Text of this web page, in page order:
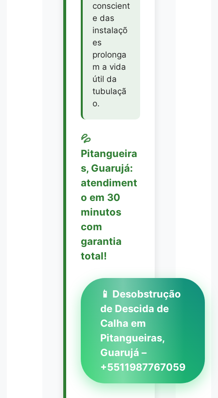
conscient
e das
instalaçõ
es
prolonga
m a vida
útil da
tubulaçã
o.
💦
Pitangueira
s, Guarujá:
atendiment
o em 30
minutos
com
garantia
total!
📱 Desobstrução
de Descida de
Calha em
Pitangueiras,
Guarujá –
+5511987767059